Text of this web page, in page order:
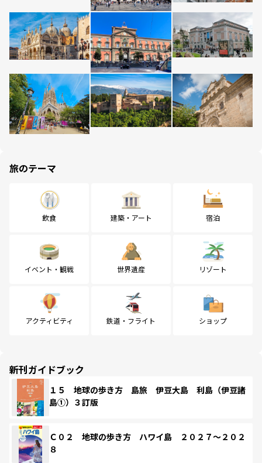
旅のテーマ
飲食 建築・アート 宿泊
イベント・観戦 世界遺産 リゾート
アクティビティ 鉄道・フライト ショップ
新刊ガイドブック
１５ 地球の歩き方 島旅 伊豆大島 利島（伊豆諸
島①）３訂版
Ｃ０２ 地球の歩き方 ハワイ島 ２０２７～２０２
８